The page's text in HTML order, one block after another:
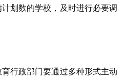
划数的学校，及时进行必要调
行政部门要通过多种形式主动